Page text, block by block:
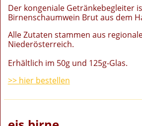
Der kongeniale Getränkebegleiter
Birnenschaumwein Brut aus dem
Alle Zutaten stammen aus
Niederösterreich.
Erhältlich im 50g und 125g-Glas.
>> hier bestellen